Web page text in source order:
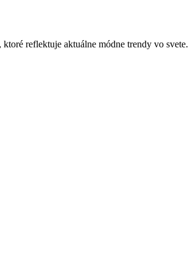
reflektuje aktuálne módne trendy vo svete.